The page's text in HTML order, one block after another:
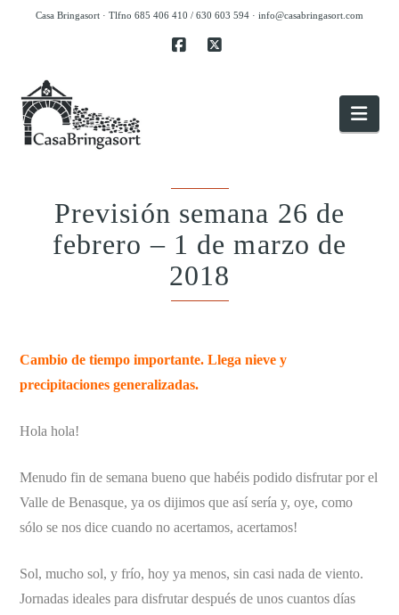
Casa Bringasort · Tlfno 685 406 410 / 630 603 594 · info@casabringasort.com
Previsión semana 26 de
febrero – 1 de marzo de
2018
Cambio de tiempo importante. Llega nieve y
precipitaciones generalizadas.
Hola hola!
Menudo fin de semana bueno que habéis podido disfrutar por el
Valle de Benasque, ya os dijimos que así sería y, oye, como
sólo se nos dice cuando no acertamos, acertamos!
Sol, mucho sol, y frío, hoy ya menos, sin casi nada de viento.
Jornadas ideales para disfrutar después de unos cuantos días